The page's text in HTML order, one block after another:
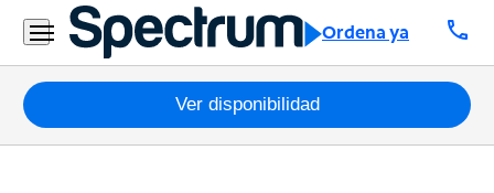
Ordena ya call
Residencial
Business
Paquetes
Internet
Ver disponibilidad